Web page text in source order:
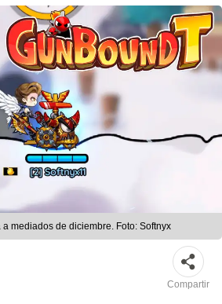
mediados de diciembre. Foto: Softnyx
Compartir